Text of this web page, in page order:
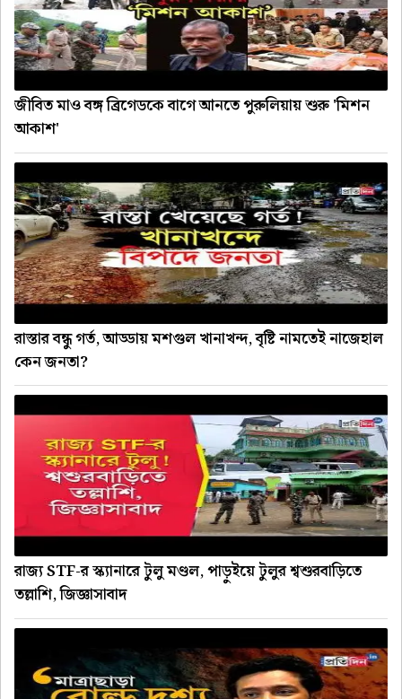
জীবিত মাও বঙ্গ ব্রিগেডকে বাগে আনতে পুরুলিয়ায় শুরু 'মিশন
আকাশ'
রাস্তার বন্ধু গর্ত, আড্ডায় মশগুল খানাখন্দ, বৃষ্টি নামতেই নাজেহাল
কেন জনতা?
রাজ্য STF-র স্ক্যানারে টুলু মণ্ডল, পাড়ুইয়ে টুলুর শ্বশুরবাড়িতে
তল্লাশি, জিজ্ঞাসাবাদ